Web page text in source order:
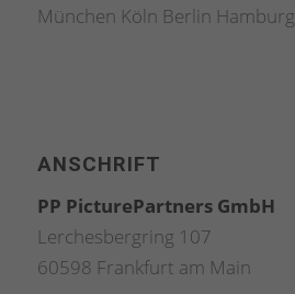
München Köln Berlin Hamburg
ANSCHRIFT
PP PicturePartners GmbH
Lerchesbergring 107
60598 Frankfurt am Main